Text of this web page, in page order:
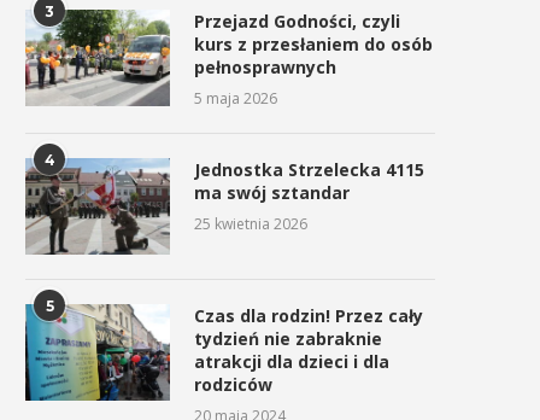
3
Przejazd Godności, czyli
kurs z przesłaniem do osób
pełnosprawnych
5 maja 2026
4
Jednostka Strzelecka 4115
ma swój sztandar
25 kwietnia 2026
5
Czas dla rodzin! Przez cały
tydzień nie zabraknie
atrakcji dla dzieci i dla
rodziców